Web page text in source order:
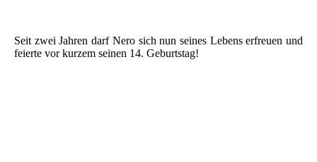
Seit zwei Jahren darf Nero sich nun seines Lebens erfreuen und
feierte vor kurzem seinen 14. Geburtstag!